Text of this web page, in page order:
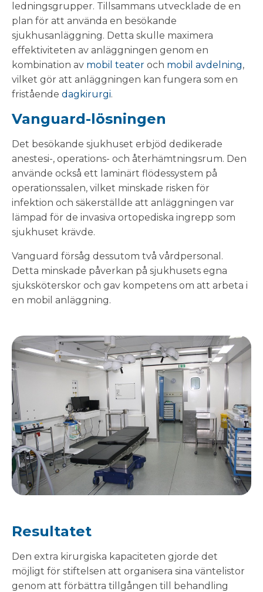
ledningsgrupper. Tillsammans utvecklade de en
plan för att använda en besökande
sjukhusanläggning. Detta skulle maximera
effektiviteten av anläggningen genom en
kombination av mobil teater och mobil avdelning,
vilket gör att anläggningen kan fungera som en
fristående dagkirurgi.
Vanguard-lösningen
Det besökande sjukhuset erbjöd dedikerade
anestesi-, operations- och återhämtningsrum. Den
använde också ett laminärt flödessystem på
operationssalen, vilket minskade risken för
infektion och säkerställde att anläggningen var
lämpad för de invasiva ortopediska ingrepp som
sjukhuset krävde.
Vanguard försåg dessutom två vårdpersonal.
Detta minskade påverkan på sjukhusets egna
sjuksköterskor och gav kompetens om att arbeta i
en mobil anläggning.
Resultatet
Den extra kirurgiska kapaciteten gjorde det
möjligt för stiftelsen att organisera sina väntelistor
genom att förbättra tillgången till behandling